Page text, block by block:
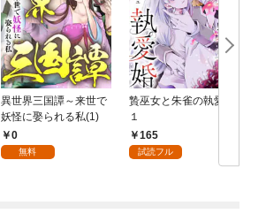
異世界三国譚～来世で
妖怪に娶られる私(1)
0
無料
贄巫女と朱雀の執愛婚
１
165
試読フル